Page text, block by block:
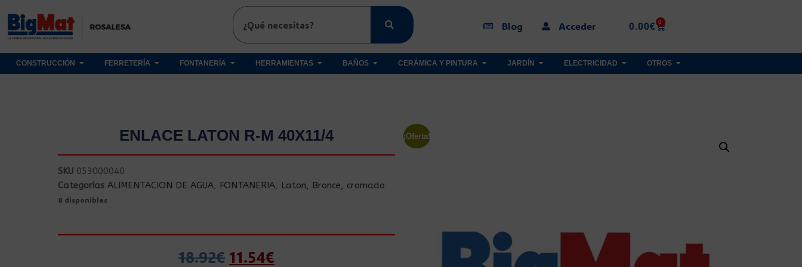
Blog Acceder 0.00€ 0
CONSTRUCCIÓN FERRETERÍA FONTANERÍA HERRAMIENTAS BAÑOS CERÁMICA Y PINTURA JARDÍN ELECTRICIDAD OTROS
ENLACE LATON R-M 40X11/4
SKU 053000040
Categorías ALIMENTACION DE AGUA, FONTANERIA, Laton, Bronce, cromado
8 disponibles
18.92€ 11.54€
¡Oferta!